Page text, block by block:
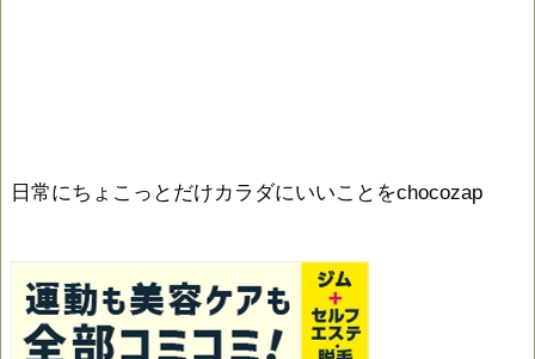
日常にちょこっとだけカラダにいいことをchocozap